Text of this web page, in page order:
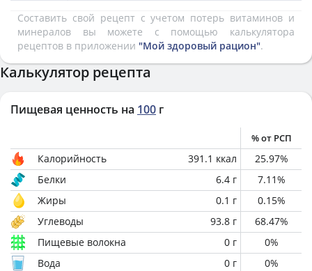
Составить свой рецепт с учетом потерь витаминов и
минералов вы можете с помощью калькулятора
рецептов в приложении "Мой здоровый рацион".
Калькулятор рецепта
Пищевая ценность на 100 г
% от РСП
Калорийность 391.1 ккал 25.97%
Белки
6.4 г 7.11%
Жиры
0.1 г 0.15%
Углеводы
93.8 г 68.47%
Пищевые волокна
0 г 0%
Вода
0 г 0%